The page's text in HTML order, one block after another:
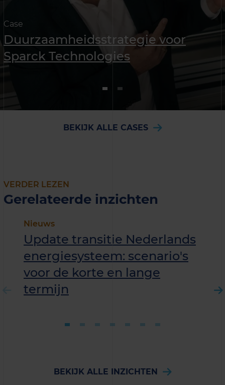
Case
Duurzaamheids­strategie voor
Sparck Technologies
BEKIJK ALLE CASES
VERDER LEZEN
Gerelateerde inzichten
Nieuws
Update transitie Nederlands
energiesysteem: scenario's
voor de korte en lange
termijn
BEKIJK ALLE INZICHTEN